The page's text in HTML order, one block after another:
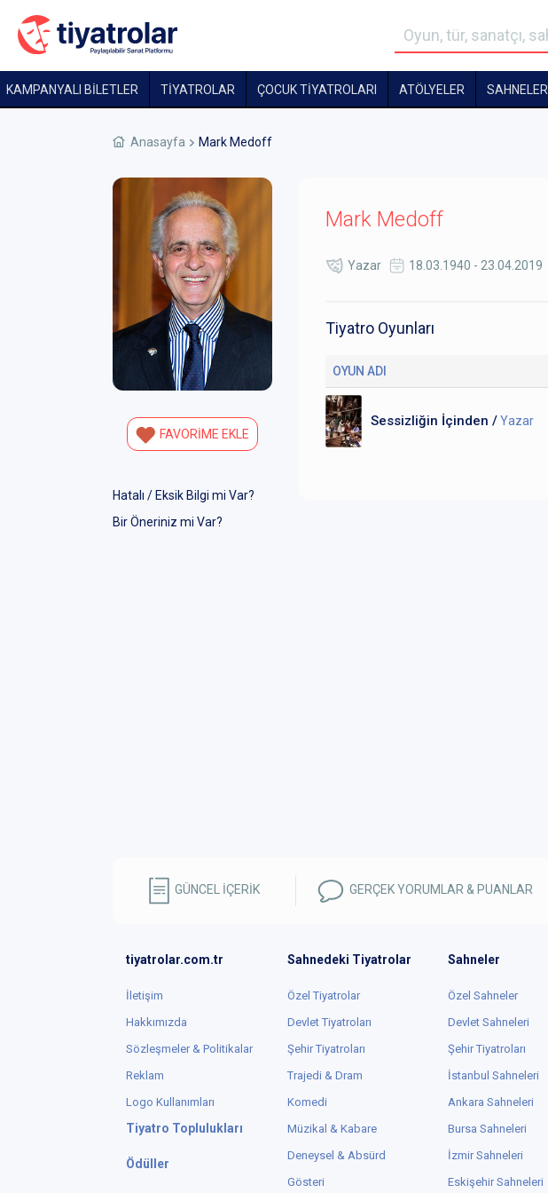
KAMPANYALI BİLETLER TİYATROLAR ÇOCUK TIYATROLARI ATÖLYELER SAHNELER
Anasayfa Mark Medoff
FAVORİME EKLE
Hatalı / Eksik Bilgi mi Var?
Bir Öneriniz mi Var?
Mark Medoff
Yazar 18.03.1940 - 23.04.2019
Tiyatro Oyunları
OYUN ADI
Sessizliğin İçinden /Yazar
GÜNCEL İÇERİK GERÇEK YORUMLAR & PUANLAR
tiyatrolar.com.tr
İletişim
Hakkımızda
Sözleşmeler & Politikalar
Reklam
Logo Kullanımları
Tiyatro Toplulukları
Ödüller
Sahnedeki Tiyatrolar
Özel Tiyatrolar
Devlet Tiyatroları
Şehir Tiyatroları
Trajedi & Dram
Komedi
Müzikal & Kabare
Deneysel & Absürd
Gösteri
Sahneler
Özel Sahneler
Devlet Sahneleri
Şehir Tiyatroları
İstanbul Sahneleri
Ankara Sahneleri
Bursa Sahneleri
İzmir Sahneleri
Eskişehir Sahneleri